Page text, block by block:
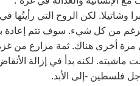
مجزرة صبرا وشاتيلا. لكن الروح
من كل شيء. سوف تتم إعادة
فلسطين -إلى الأبد.‏